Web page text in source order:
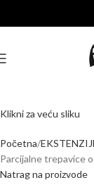
Klikni za veću sliku
Početna
Parcijalne trepavice
Natrag na proizvode